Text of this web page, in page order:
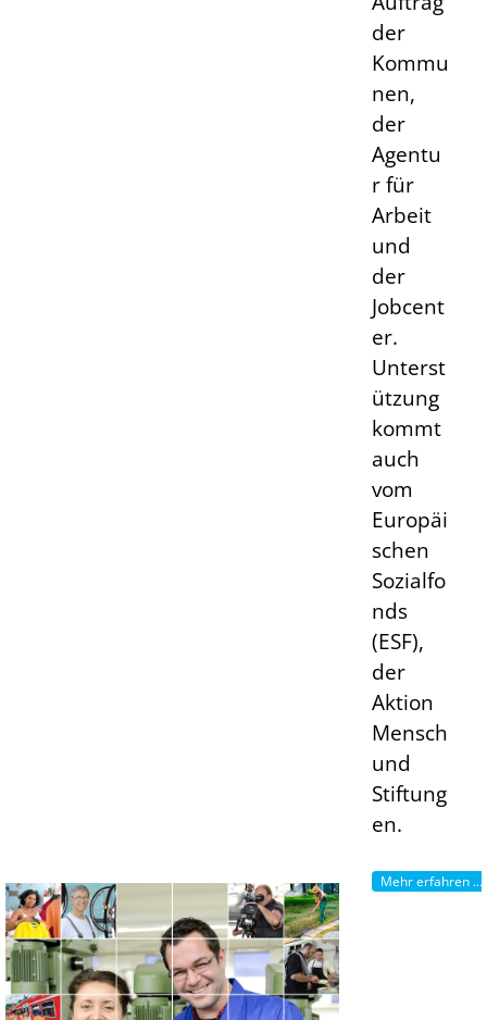
der
Kommu
nen,
der
Agentu
r für
Arbeit
und
der
Jobcent
er.
Unterst
ützung
kommt
auch
vom
Europäi
schen
Sozialfo
nds
(ESF),
der
Aktion
Mensch
und
Stiftung
en.
Mehr erfahren ...